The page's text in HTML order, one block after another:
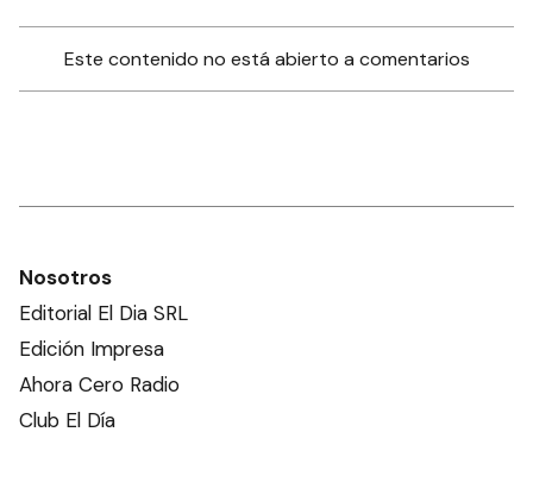
Este contenido no está abierto a comentarios
Nosotros
Editorial El Dia SRL
Edición Impresa
Ahora Cero Radio
Club El Día